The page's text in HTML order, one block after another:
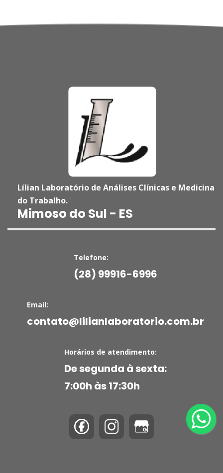
Lílian Laboratório de Análises Clínicas e Medicina
do Trabalho.
Mimoso do Sul - ES
Telefone:
(28) 99916-6996
Email:
contato@lilianlaboratorio.com.br
Horários de atendimento:
De segunda à sexta:
7:00h às 17:30h